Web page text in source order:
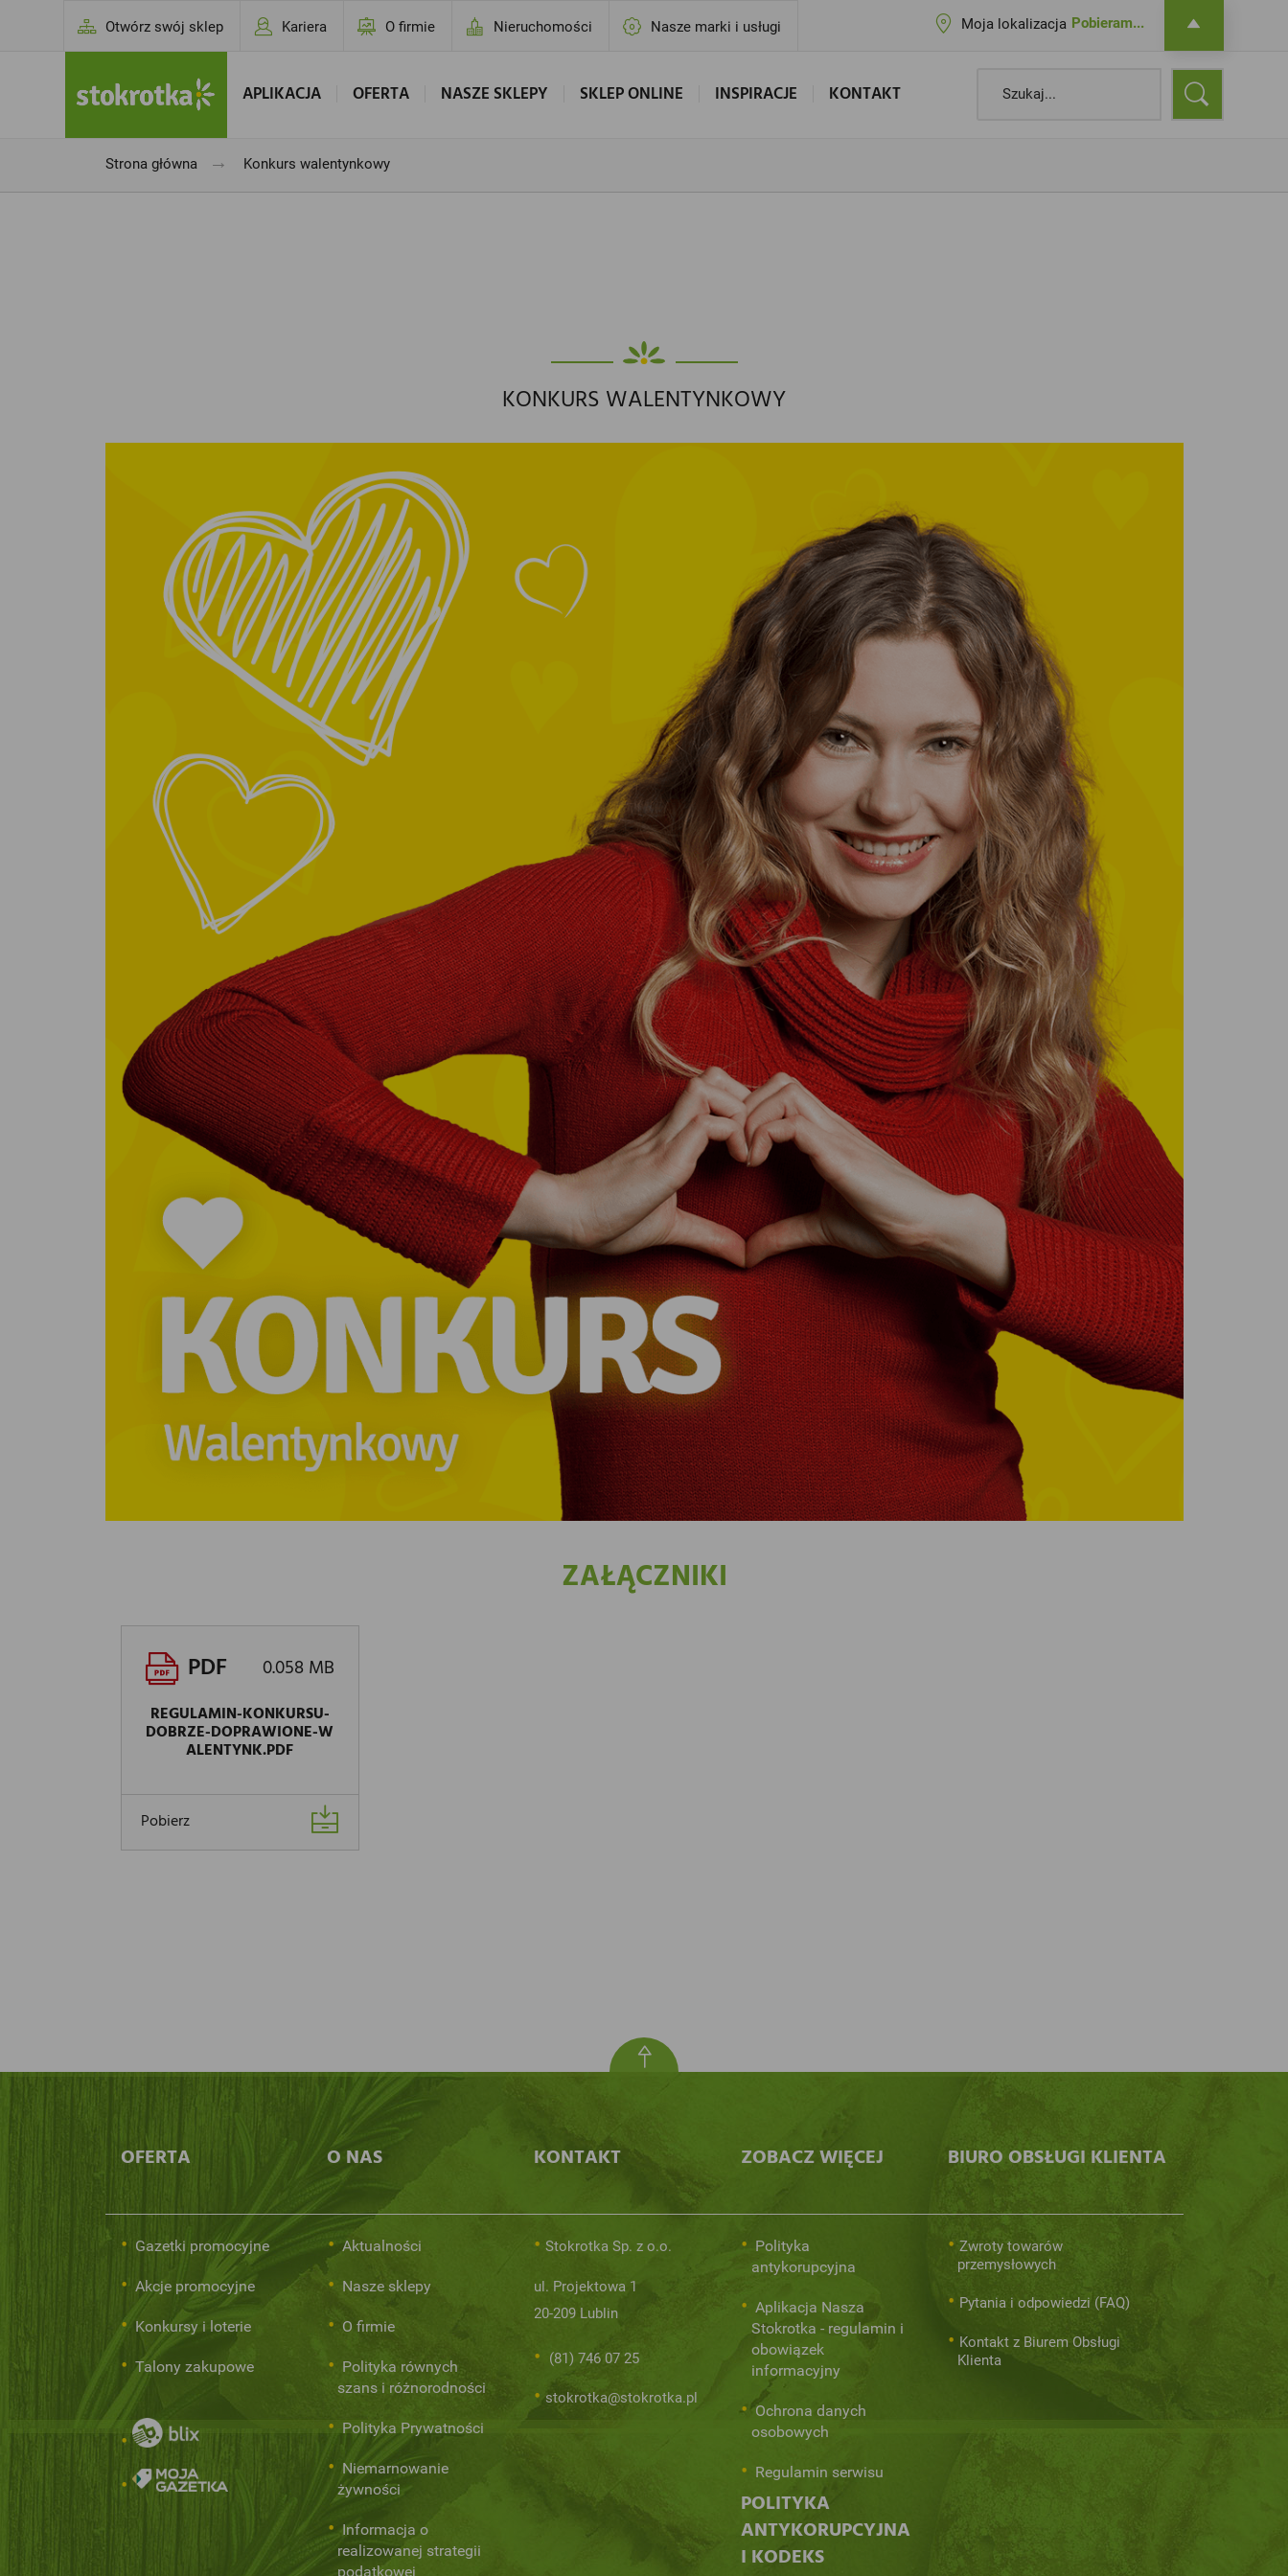
Otwórz swój sklep Kariera O firmie Nieruchomości Nasze marki i usługi Moja lokalizacja Pobieram...
APLIKACJA OFERTA NASZE SKLEPY SKLEP ONLINE INSPIRACJE KONTAKT
Strona główna → Konkurs walentynkowy
KONKURS WALENTYNKOWY
ZAŁĄCZNIKI
PDF 0.058 MB
REGULAMIN-KONKURSU-
DOBRZE-DOPRAWIONE-W
ALENTYNK.PDF
Pobierz
OFERTA
Gazetki promocyjne
Akcje promocyjne
Konkursy i loterie
Talony zakupowe
O NAS
Aktualności
Nasze sklepy
O firmie
Polityka równych
szans i różnorodności
Polityka Prywatności
Niemarnowanie
żywności
Informacja o
realizowanej strategii
podatkowej
KONTAKT
Stokrotka Sp. z o.o.
ul. Projektowa 1
20-209 Lublin
(81) 746 07 25
stokrotka@stokrotka.pl
ZOBACZ WIĘCEJ
Polityka
antykorupcyjna
Aplikacja Nasza
Stokrotka - regulamin i
obowiązek
informacyjny
Ochrona danych
osobowych
Regulamin serwisu
POLITYKA
ANTYKORUPCYJNA
I KODEKS
BIURO OBSŁUGI KLIENTA
Zwroty towarów
przemysłowych
Pytania i odpowiedzi (FAQ)
Kontakt z Biurem Obsługi
Klienta